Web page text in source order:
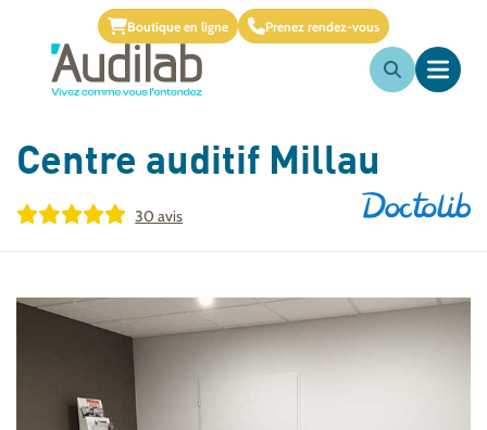
Boutique en ligne Prenez rendez-vous
Centre auditif Millau
30 avis